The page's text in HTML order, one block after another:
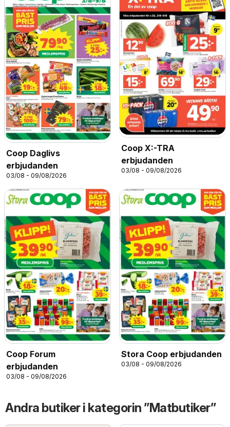
Coop Daglivs
erbjudanden
03/08 - 09/08/2026
Coop X:-TRA
erbjudanden
03/08 - 09/08/2026
Coop Forum
erbjudanden
03/08 - 09/08/2026
Stora Coop erbjudanden
03/08 - 09/08/2026
Andra butiker i kategorin ”Matbutiker”